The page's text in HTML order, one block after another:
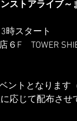
ストアライブ
時スタート
F　TOWER
ントとなります
応じて配布させ